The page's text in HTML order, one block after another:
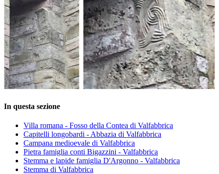
In questa sezione
Villa romana - Fosso della Contea di Valfabbrica
Capitelli longobardi - Abbazia di Valfabbrica
Campana medioevale di Valfabbrica
Pietra famiglia conti Bigazzini - Valfabbrica
Stemma e lapide famiglia D'Argonno - Valfabbrica
Stemma di Valfabbrica